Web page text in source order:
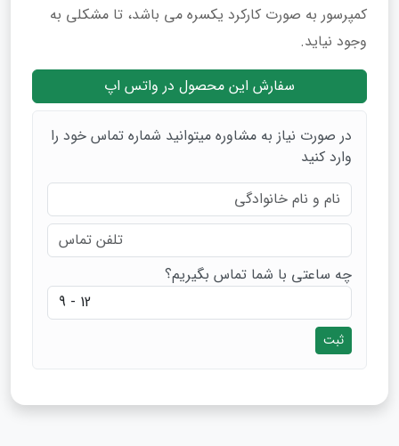
کمپرسور به صورت کارکرد یکسره می باشد، تا مشکلی به
وجود نیاید.
سفارش این محصول در واتس اپ
در صورت نیاز به مشاوره میتوانید شماره تماس خود را
وارد کنید
چه ساعتی با شما تماس بگیریم؟
ثبت